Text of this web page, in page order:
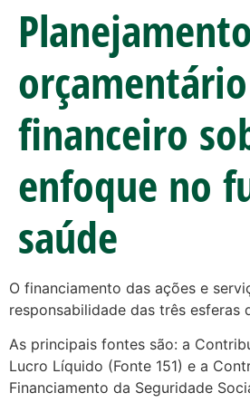
Planejamento
financeiro
enfoque no
saúde
O financiamento das ações e
responsabilidade das três esferas
As principais fontes são: a
Lucro Líquido (Fonte 151) e a
Financiamento da Seguridade